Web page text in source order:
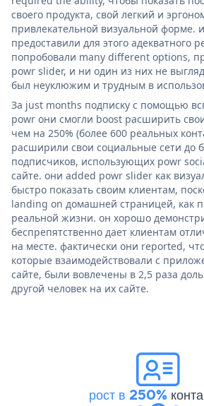
своего продукта, свой легкий и
привлекательной визуальной форме.
предоставили для этого адекватного
попробовали many different options,
powr slider, и ни один из них не
был неуклюжим и трудным в
За just months подписку с помощью
powr они смогли boost расширить
чем на 250% (более 600 реальных
расширили свои социальные сети до
подписчиков, использующих powr
сайте. они added powr slider как
быстро показать своим клиентам,
landing on домашней страницей, как
реальной жизни. он хорошо
беспрепятственно дает клиентам
на месте. фактически они reported,
которые взаимодействовали с
сайте, были вовлечены в 2,5 раза
другой человек на их сайте.
рост в 250%